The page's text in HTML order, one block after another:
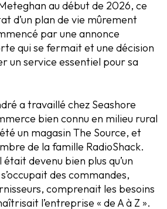
au début de 2026, ce
d’un plan de vie mûrement
par une annonce
qui se fermait et une décision
un service essentiel pour sa
a travaillé chez Seashore
bien connu en milieu rural
un magasin The Source, et
de la famille RadioShack.
devenu bien plus qu’un
des commandes,
comprenait les besoins
l’entreprise « de A à Z ».